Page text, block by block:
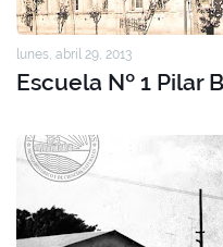
lunes, abril 29, 2013
Escuela Nº 1 Pilar